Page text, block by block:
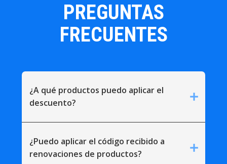
PREGUNTAS
FRECUENTES
¿A qué productos puedo aplicar el
descuento?
add
¿Puedo aplicar el código recibido a
renovaciones de productos?
add